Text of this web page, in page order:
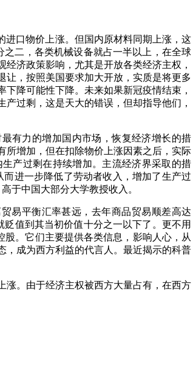
进口物价上涨。但国内原材料同期上涨，这
二，各类机械设备就占一半以上，在全球
济政策影响，尤其是开放各类经济主权，
让，按照美国要求加大开放，实质是将更多
降可能性下降。未来如果新冠疫情结束，
过剩，这是天大的错误，但却指导他们，
有力的增加国内市场，恢复经济增长的措
所增加，但在扣除物价上涨因素之后，实际
产过剩在持续增加。主流经济界采取的措
进一步降低了劳动者收入，增加了生产过
于中国大部分大学教授收入。
贸易平衡汇率甚远，去年商品贸易顺差高达
值到其当初价值十分之一以下了。更不用
。它们主要提供各类信息，影响人心，从
，成为西方利益的代言人。最近揭示的科普
涨。由于经济主权被西方大量占有，在西方